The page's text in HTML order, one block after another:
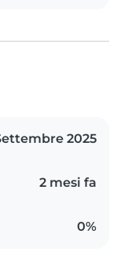
2025
2 mesi fa
0%